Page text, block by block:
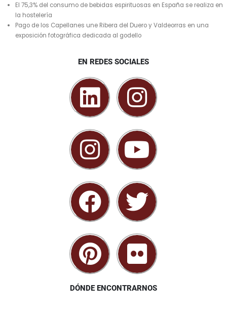
El 75,3% del consumo de bebidas espirituosas en España se realiza en
la hostelería
Pago de los Capellanes une Ribera del Duero y Valdeorras en una
exposición fotográfica dedicada al godello
EN REDES SOCIALES
DÓNDE ENCONTRARNOS